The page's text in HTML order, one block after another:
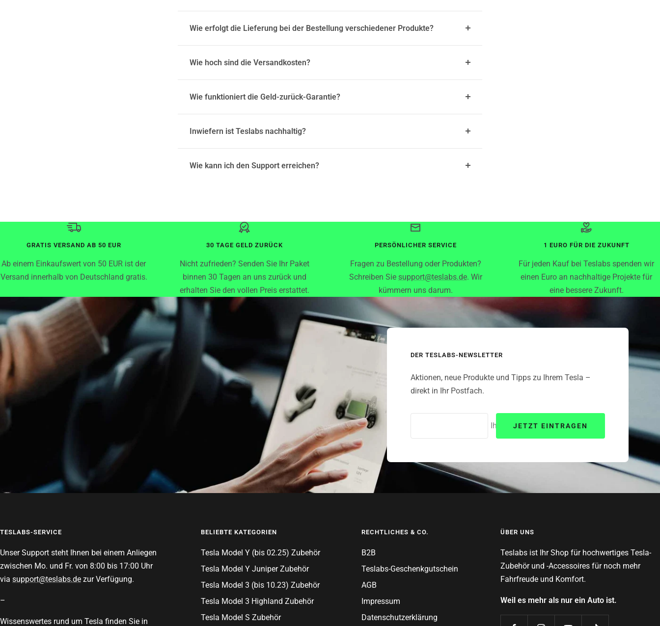
Wie erfolgt die Lieferung bei der Bestellung verschiedener Produkte?
Wie hoch sind die Versandkosten?
Wie funktioniert die Geld-zurück-Garantie?
Inwiefern ist Teslabs nachhaltig?
Wie kann ich den Support erreichen?
GRATIS VERSAND AB 50 EUR
Ab einem Einkaufswert von 50 EUR ist der
Versand innerhalb von Deutschland gratis.
30 TAGE GELD ZURÜCK
Nicht zufrieden? Senden Sie Ihr Paket
binnen 30 Tagen an uns zurück und
erhalten Sie den vollen Preis erstattet.
PERSÖNLICHER SERVICE
Fragen zu Bestellung oder Produkten?
Schreiben Sie support@teslabs.de. Wir
kümmern uns darum.
1 EURO FÜR DIE ZUKUNFT
Für jeden Kauf bei Teslabs spenden wir
einen Euro an nachhaltige Projekte für
eine bessere Zukunft.
DER TESLABS-NEWSLETTER
Aktionen, neue Produkte und Tipps zu Ihrem Tesla –
direkt in Ihr Postfach.
Ihre E-MailJETZT EINTRAGEN
TESLABS-SERVICE
Unser Support steht Ihnen bei einem Anliegen
zwischen Mo. und Fr. von 8:00 bis 17:00 Uhr
via support@teslabs.de zur Verfügung.
–
Wissenswertes rund um Tesla finden Sie in
BELIEBTE KATEGORIEN
Tesla Model Y (bis 02.25) Zubehör
Tesla Model Y Juniper Zubehör
Tesla Model 3 (bis 10.23) Zubehör
Tesla Model 3 Highland Zubehör
Tesla Model S Zubehör
RECHTLICHES & CO.
B2B
Teslabs-Geschenkgutschein
AGB
Impressum
Datenschutzerklärung
ÜBER UNS
Teslabs ist Ihr Shop für hochwertiges Tesla-
Zubehör und -Accessoires für noch mehr
Fahrfreude und Komfort.
Weil es mehr als nur ein Auto ist.